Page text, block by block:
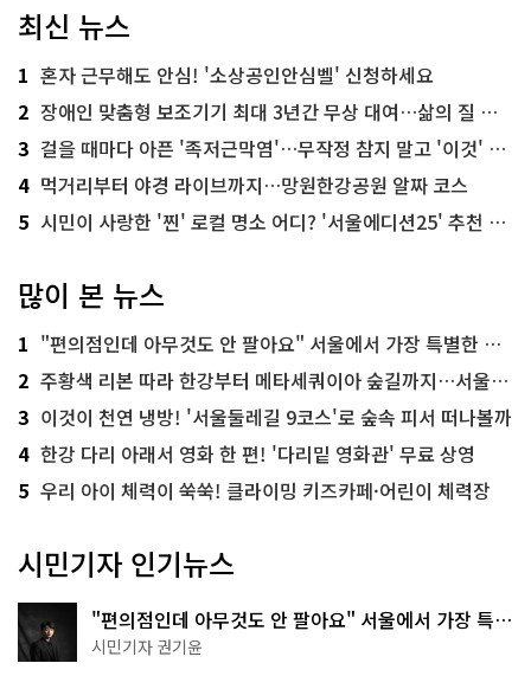
최신 뉴스
1 혼자 근무해도 안심! '소상공인안심벨' 신청하세요
2 장애인 맞춤형 보조기기 최대 3년간 무상 대여…삶의 질 높인다
3 걸을 때마다 아픈 '족저근막염'…무작정 참지 말고 '이것' 해보세요!
4 먹거리부터 야경 라이브까지…망원한강공원 알짜 코스
5 시민이 사랑한 '찐' 로컬 명소 어디? '서울에디션25' 추천 코스
많이 본 뉴스
1 "편의점인데 아무것도 안 팔아요" 서울에서 가장 특별한 편의점의 정체
2 주황색 리본 따라 한강부터 메타세쿼이아 숲길까지…서울둘레길 15코스
3 이것이 천연 냉방! '서울둘레길 9코스'로 숲속 피서 떠나볼까
4 한강 다리 아래서 영화 한 편! '다리밑 영화관' 무료 상영
5 우리 아이 체력이 쑥쑥! 클라이밍 키즈카페·어린이 체력장
시민기자 인기뉴스
"편의점인데 아무것도 안 팔아요" 서울에서 가장 특별
한 편의점의 정체
시민기자 권기윤